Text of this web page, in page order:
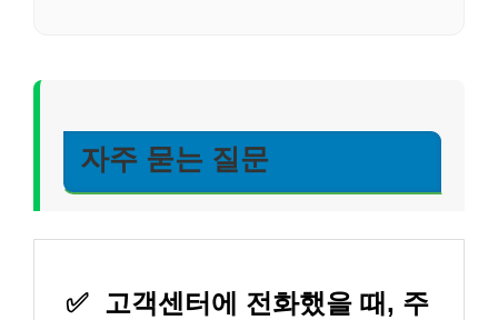
자주 묻는 질문
✅ 고객센터에 전화했을 때, 주